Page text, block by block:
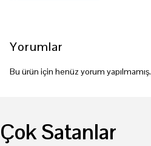
Yorumlar
Bu ürün için henüz yorum yapılmamış.
Çok Satanlar